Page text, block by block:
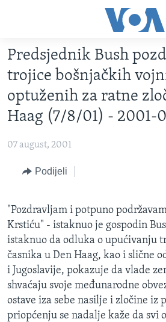
glavni
sadržaj
na
glavnu
Idi
pretragu
TV PROGRAM
VIDEO
FOTOGRAFIJE DANA
VIJESTI
SJEDINJENE AMERIČKE DRŽAVE
BOSNA I HERCEGOVINA
NAUKA I TEHNOLOGIJA
SPECIJALNI PROJEKTI
SLOBODA MEDIJA
ŽENSKA STRANA
IZBJEGLIČKA STRANA
MAGAZIN
O GLASU AMERIKE
Predsjednik Bush
trojice bošnjačkih
optuženih za ratne
Haag (7/8/01) - 2001-
07 august, 2001
Podijeli
"Pozdravljam i potpuno
Krstiću" - istaknuo je gospodin
istaknuo da odluka o upućivanju
časnika u Den Haag, kao i slične
i Jugoslavije, pokazuje da vlade
shvaćaju svoje međunarodne
ostave iza sebe nasilje i zločine iz
priopćenju se nadalje kaže da svi